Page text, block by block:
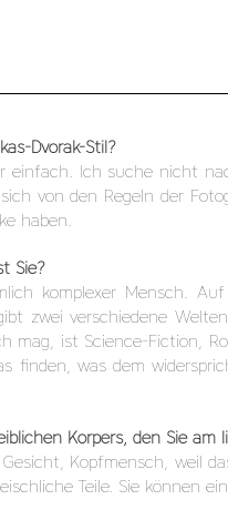
Dvorak-Stil?
einfach. Ich suche nicht
von den Regeln der
haben.
Sie?
komplexer Mensch.
zwei verschiedene
mag, ist Science-Fiction,
finden, was dem
Körpers, den Sie
Kopfmensch, weil
Teile. Sie können